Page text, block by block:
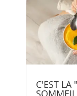
C'EST LA